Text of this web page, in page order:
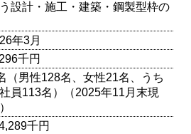
設計・施工・建築・鋼製型枠の
年3月
千円
（男性128名、女性21名、うち
員113名）（2025年11月末現
千円